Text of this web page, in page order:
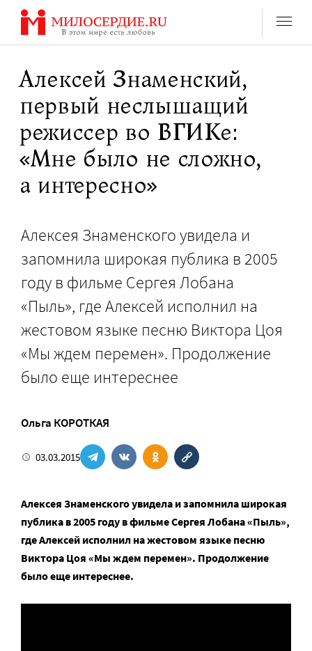
Перейти
содержанию
Алексей Знаменский,
первый неслышащий
режиссер во ВГИКе:
«Мне было не сложно,
а интересно»
Алексея Знаменского увидела и
запомнила широкая публика в 2005
году в фильме Сергея Лобана
«Пыль», где Алексей исполнил на
жестовом языке песню Виктора Цоя
«Мы ждем перемен». Продолжение
было еще интереснее
Ольга КОРОТКАЯ
03.03.2015
Алексея Знаменского увидела и запомнила широкая
публика в 2005 году в фильме Сергея Лобана «Пыль»,
где Алексей исполнил на жестовом языке песню
Виктора Цоя «Мы ждем перемен». Продолжение
было еще интереснее.